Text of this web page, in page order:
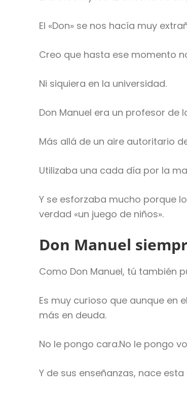
El «Don» se nos hacía muy
Creo que hasta ese momento
Ni siquiera en la universidad.
Don Manuel era un profesor de
Más allá de un aire autoritario
Utilizaba una cada día por la
Y se esforzaba mucho porque
verdad «un juego de niños».
Don Manuel
Como Don Manuel, tú también
Es muy curioso que aunque en
más en deuda.
No le pongo cara.No le pongo
Y de sus enseñanzas, nace